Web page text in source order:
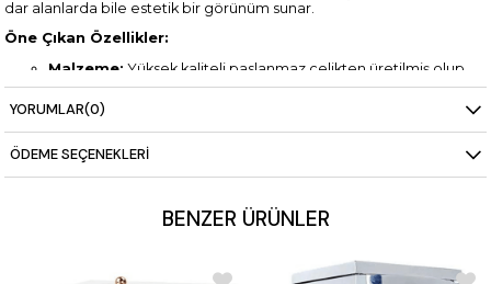
dar alanlarda bile estetik bir görünüm sunar.
Öne Çıkan Özellikler:
Malzeme: Yüksek kaliteli paslanmaz çelikten üretilmiş olup,
uzun ömürlü kullanım sağlar ve kolayca temizlenebilir.
Kapasite:
tutar ve uzun süre saklamanıza olanak tanır.
Kutu Tasarımı:Modern kutu tasarımı, hem yer tasarrufu
sağlar hem de kahve çekirdeklerini şık bir şekilde sergiler.
Kürek Sistemi:
çekirdeklerini nem, ışık ve diğer dış etkenlerden koruyarak
Kompakt Tasarım:
Sınırlı alanlara sahip işletmeler için
YORUMLAR(0)
ÖDEME SEÇENEKLERI
BENZER ÜRÜNLER